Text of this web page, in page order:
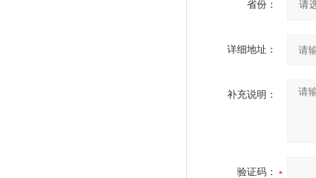
省份：
详细地址：
补充说明：
验证码：